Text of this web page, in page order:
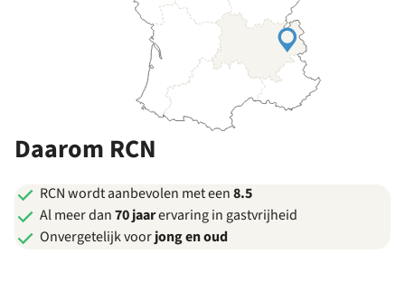
Daarom RCN
RCN wordt aanbevolen met een8.5
Al meer dan70 jaarervaring in gastvrijheid
Onvergetelijk voorjong en oud